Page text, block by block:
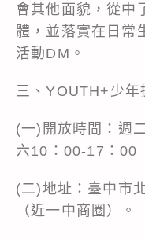
會其他面貌，從中
體，並落實在日常
活動DM。
三、YOUTH+少年
(一)開放時間：週
六10：00-17：00
(二)地址：臺中市
（近一中商圈）。